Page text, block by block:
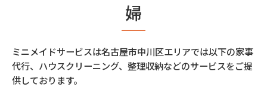
婦
ミニメイドサービスは名古屋市中川区エリアでは以下の家事
代行、ハウスクリーニング、整理収納などのサービスをご提
供しております。